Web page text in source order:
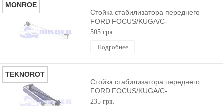
MONROE
Стойка стабилизатора переднего
FORD FOCUS/KUGA/C-
MAX/CONNECT/ESCAPE 2003-
505 грн.
Подробнее
TEKNOROT
Стойка стабилизатора переднего
FORD FOCUS/KUGA/C-
MAX/CONNECT/ESCAPE 2003-
235 грн.